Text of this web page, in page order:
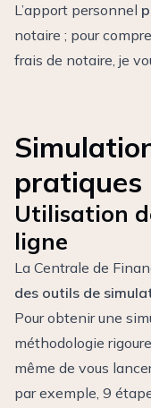
L’apport personnel
notaire ; pour
frais de notaire, je
pratiques
Utilisation
ligne
La Centrale de
des outils de
Pour obtenir une
méthodologie
même de vous
par exemple, 9